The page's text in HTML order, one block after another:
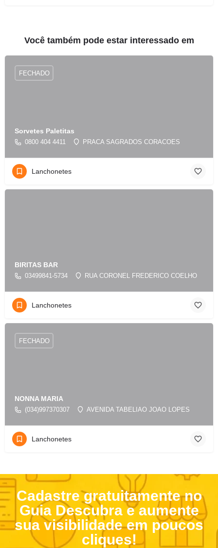
Você também pode estar interessado em
Sorvetes Paletitas
0800 404 4411 PRACA SAGRADOS CORACOES
FECHADO
Lanchonetes
BIRITAS BAR
03499841-5734 RUA CORONEL FREDERICO COELHO
Lanchonetes
NONNA MARIA
(034)997370307 AVENIDA TABELIAO JOAO LOPES
FECHADO
Lanchonetes
Cadastre gratuitamente no
Guia Descubra e aumente
sua visibilidade em poucos
cliques!